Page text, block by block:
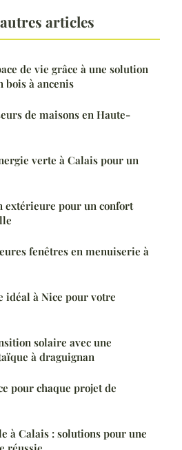
articles
de vie grâce à une solution
bois à ancenis
de maisons en Haute-
verte à Calais pour un
pour un confort
fenêtres en menuiserie à
idéal à Nice pour votre
solaire avec une
à draguignan
pour chaque projet de
à Calais : solutions pour une